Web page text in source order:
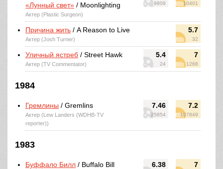
9809 10401
«Лунный свет» / Moonlighting
Актер (Plastic Surgeon)
5.7
32
Причина жить / A Reason to Live
Актер (Josh Turner)
5.4
24
7
1268
Уличный ястреб / Street Hawk
Актер (TV Commentator)
1984
7.46
25854
7.2
107849
Гремлины / Gremlins
Актер (Lew Landers (WDHB-TV
reporter))
1983
6.38 7
Буффало Билл / Buffalo Bill